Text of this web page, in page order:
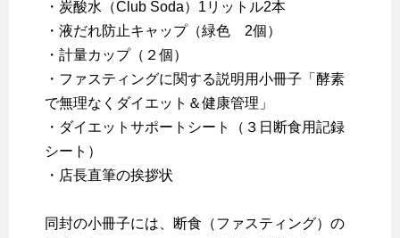
・炭酸水（Club Soda）1リットル2本
・液だれ防止キャップ（緑色 2個）
・計量カップ（２個）
・ファスティングに関する説明用小冊子「酵素
で無理なくダイエット＆健康管理」
・ダイエットサポートシート（３日断食用記録
シート）
・店長直筆の挨拶状
同封の小冊子には、断食（ファスティング）の